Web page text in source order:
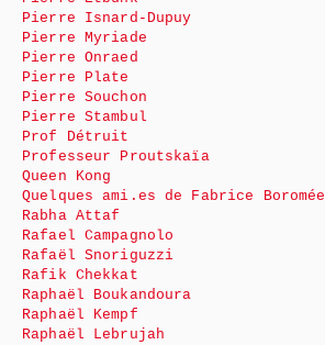
Pierre Isnard-Dupuy
Pierre Myriade
Pierre Onraed
Pierre Plate
Pierre Souchon
Pierre Stambul
Prof Détruit
Professeur Proutskaïa
Queen Kong
Quelques ami.es de Fabrice Boromée
Rabha Attaf
Rafael Campagnolo
Rafaël Snoriguzzi
Rafik Chekkat
Raphaël Boukandoura
Raphaël Kempf
Raphaël Lebrujah